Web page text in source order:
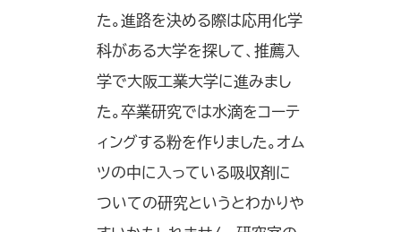
た。進路を決める際は応用化学
科がある大学を探して、推薦入
学で大阪工業大学に進みまし
た。卒業研究では水滴をコーテ
ィングする粉を作りました。オム
ツの中に入っている吸収剤に
ついての研究というとわかりや